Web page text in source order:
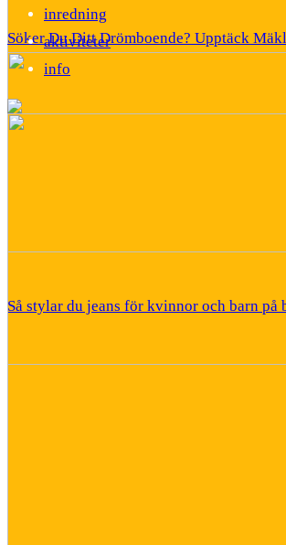
Söker Du Ditt Drömboende? Upptäck
Så stylar du jeans för kvinnor och barn på
inredning
aktiviteter
info